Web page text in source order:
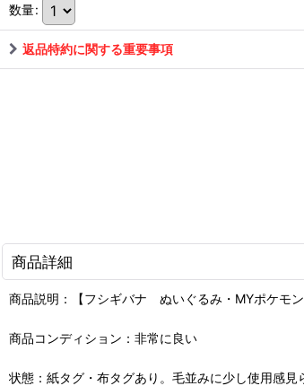
数量:
返品特約に関する重要事項
商品詳細
商品説明：【フシギバナ ぬいぐるみ・MYポケモ
商品コンディション：非常に良い
状態：紙タグ・布タグあり。毛並みに少し使用感見